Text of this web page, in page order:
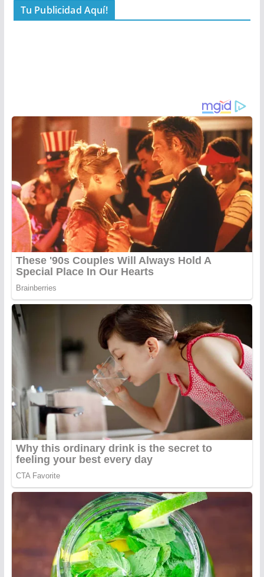
Tu Publicidad Aquí!